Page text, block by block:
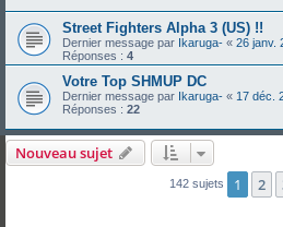
Street Fighters Alpha 3 (US) !!
Dernier message par Ikaruga- « 26 janv.
Réponses : 4
Votre Top SHMUP DC
Dernier message par Ikaruga- « 17 déc.
Réponses : 22
Nouveau sujet
142 sujets 1 2